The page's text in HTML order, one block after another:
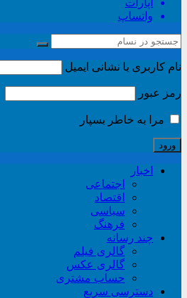
آپارات
واتساپ
نام کاربری یا نشانی ایمیل
رمز عبور
مرا به خاطر بسپار
اخبار
اجتماعی
اقتصاد
سیاسی
فرهنگ
چند رسانه
گالری فیلم
گالری عکس
حساب مشتری
دسترسی سریع